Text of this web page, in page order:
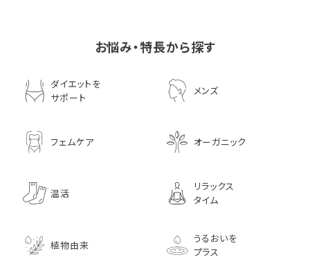
お悩み・特長から探す
ダイエットを
サポート
メンズ
フェムケア オーガニック
温活
リラックス
タイム
植物由来
うるおいを
プラス